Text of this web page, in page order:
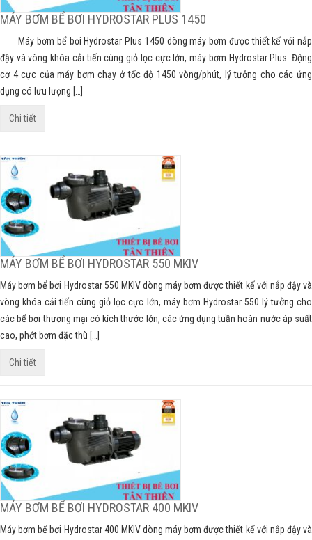
MÁY BƠM BỂ BƠI HYDROSTAR PLUS 1450
Máy bơm bể bơi Hydrostar Plus 1450 dòng máy bơm được thiết kế với nắp
đậy và vòng khóa cải tiến cùng giỏ lọc cực lớn, máy bơm Hydrostar Plus. Động
cơ 4 cực của máy bơm chạy ở tốc độ 1450 vòng/phút, lý tưởng cho các ứng
dụng có lưu lượng […]
Chi tiết
MÁY BƠM BỂ BƠI HYDROSTAR 550 MKIV
Máy bơm bể bơi Hydrostar 550 MKIV dòng máy bơm được thiết kế với nắp đậy và
vòng khóa cải tiến cùng giỏ lọc cực lớn, máy bơm Hydrostar 550 lý tưởng cho
các bể bơi thương mại có kích thước lớn, các ứng dụng tuần hoàn nước áp suất
cao, phớt bơm đặc thù […]
Chi tiết
MÁY BƠM BỂ BƠI HYDROSTAR 400 MKIV
Máy bơm bể bơi Hydrostar 400 MKIV dòng máy bơm được thiết kế với nắp đậy và